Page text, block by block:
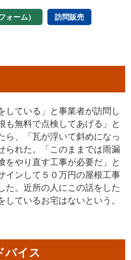
ォーム） 訪問販売
している」と事業者が訪問し
も無料で点検してあげる」と
ら、「瓦が浮いて斜めになっ
られた。「このままでは雨漏
をやり直す工事が必要だ」と
インして５０万円の屋根工事
た。近所の人にこの話をした
しているお宅はないという。
バイス